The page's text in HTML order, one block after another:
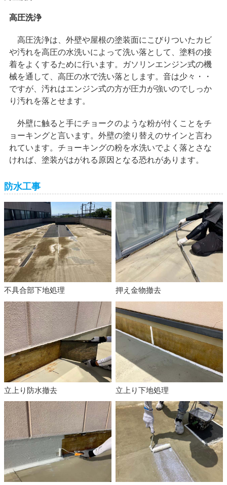
高圧洗浄
高圧洗浄は、外壁や屋根の塗装面にこびりついたカビ
や汚れを高圧の水洗いによって洗い落として、塗料の接
着をよくするために行います。ガソリンエンジン式の機
械を通して、高圧の水で洗い落とします。音は少々・・
ですが、汚れはエンジン式の方が圧力が強いのでしっか
り汚れを落とせます。
外壁に触ると手にチョークのような粉が付くことをチ
ョーキングと言います。外壁の塗り替えのサインと言わ
れています。チョーキングの粉を水洗いでよく落とさな
ければ、塗装がはがれる原因となる恐れがあります。
防水工事
不具合部下地処理 押え金物撤去
立上り防水撤去 立上り下地処理